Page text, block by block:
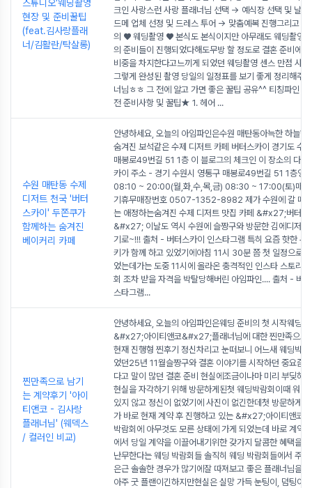
스튜디오'웨딩촬영
현장 및 준비꿀팁
(feat.김사랑플래
너/김활란/탁살롱)
크인 사랑스런 사랑 플래너님 선택 → 예식장 선택 및 날
드메 업체 선정 및 드레스 투어 → 맞춤예복 진행그리고 다
의 ♥ 웨딩촬영 ♥ 본식도 본식이지만 아무래도 웨딩촬영
의 준비들이 진행되었다해도무방 할 정도로 결혼 준비에
비중을 차지한다고느끼게 되었던 웨딩촬영 센스 만점 사
그렇게 완성된 촬영 당일의 일정표를 보기 좋게 정리해주
너님ㅎㅎ 그 전에 알고 가면 좋은 꿀팁 공유^^ 티칭파인
전 준비사항 및 꿀팁★ 1. 헤어 ...
수원 매탄동 수제
디저트 천국 '버터
스카이' 두쫀쿠가
함께하는 숨겨진
베이커리 카페
안녕하세요, 오늘의 아임파인은수원 매탄동아늑한 하늘하
숨겨진 보석같은 수제 디저트 카페 버터스카이 경기도 수
매봉로49번길 51 1층 이 블로그의 체크인 이 장소의 다른
카이 주소 - 경기 수원시 영통구 매봉로49번길 51 1층영
08:10 ~ 20:00(월,화,수,목,금) 08:30 ~ 17:00(토)매주
기휴무매장번호 0507-1352-8982 제가 수원에 갈 때
는 애정하는숨겨진 수제 디저트 맛집 카페 &#x27;버터스
&#x27; 이날도 역시 수원에 슬짱구와 방문한 김에디저트
기로~!!! 출처 - 버터스카이 인스타그램 특히 요즘 핫한 두
키가 함께 하고 있었기에아침 11시 30분 쯤 첫 일정으로
었는데가는 도중 11시에 올라온 충격적인 인스타 스토리
회 조차 받을 자격을 박탈당해버린 아임파인.... 출처 - 버
스타그램...
찐만족으로 남기
는 계약후기 '아이
티앤코 - 김사랑
플래너님' (웨덱스
/ 컬러인 비교)
안녕하세요, 오늘의 아임파인은웨딩 준비의 첫 시작웨딩
&#x27;아이티앤코&#x27;플래너님에 대한 찐만족으로
현재 진행형 찐후기 정신차리고 눈떠보니 어느새 웨딩박
었던25년 11월슬짱구와 결혼 이야기를 시작하던 중요즘
다고 말이 많던 결혼 준비 현실에조금이나마 미리 부딪혀
현실을 자각하기 위해 방문하게된첫 웨딩박람회이때 워낙
있지 않고 정신이 없었기에 사진이 없긴한데첫 방문하게
가 바로 현재 계약 후 진행하고 있는 &#x27;아이티앤코
박람회에 아무것도 모른 상태에 가게 되었는데 바로 계약
에서 당일 계약을 이끌어내기위한 갖가지 달콤한 혜택을
난무한다는 웨딩 박람회들 솔직히 웨딩 박람회들에서 주
은근 솔솔한 경우가 많기에잘 따져보고 좋은 플래너님을
아주 굿 플랜이긴하지만현실은 실망 가득 눈팅이, 덤팅이